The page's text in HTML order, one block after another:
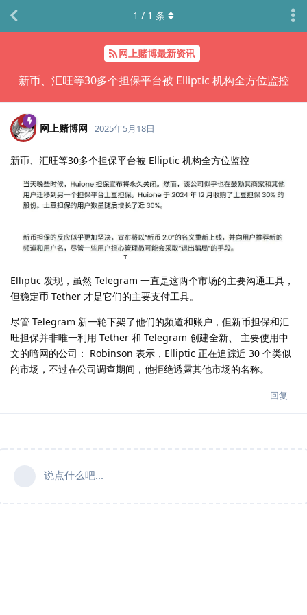
网上赌博最新资讯
新币、汇旺等30多个担保平台被 Elliptic 机构全方位监控
1 / 1 条
网上赌博网 2025年5月18日
新币、汇旺等30多个担保平台被 Elliptic 机构全方位监控
Elliptic 发现，虽然 Telegram 一直是这两个市场的主要沟通工具，
但稳定币 Tether 才是它们的主要支付工具。
尽管 Telegram 新一轮下架了他们的频道和账户，但新币担保和汇
旺担保并非唯一利用 Tether 和 Telegram 创建全新、 主要使用中
文的暗网的公司： Robinson 表示，Elliptic 正在追踪近 30 个类似
的市场，不过在公司调查期间，他拒绝透露其他市场的名称。
回复
说点什么吧...